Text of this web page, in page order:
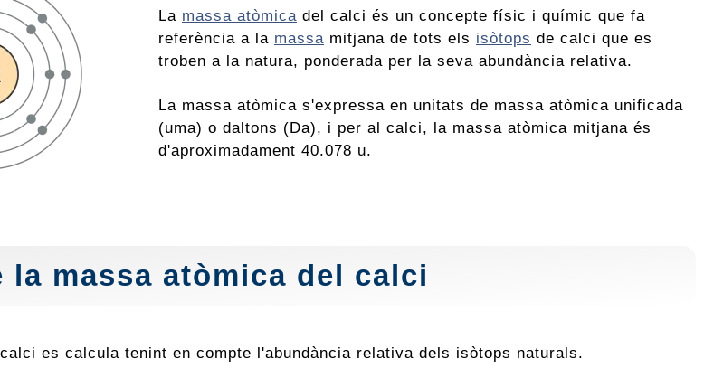
La massa atòmica del calci és un concepte físic i químic que fa
referència a la massa mitjana de tots els isòtops de calci que es
troben a la natura, ponderada per la seva abundància relativa.
La massa atòmica s'expressa en unitats de massa atòmica unificada
(uma) o daltons (Da), i per al calci, la massa atòmica mitjana és
d'aproximadament 40.078 u.
la massa atòmica del calci
es calcula tenint en compte l'abundància relativa dels isòtops naturals.